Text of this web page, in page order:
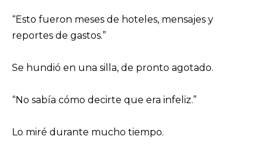
“Esto fueron meses de hoteles, mensajes y
reportes de gastos.”
Se hundió en una silla, de pronto agotado.
“No sabía cómo decirte que era infeliz.”
Lo miré durante mucho tiempo.